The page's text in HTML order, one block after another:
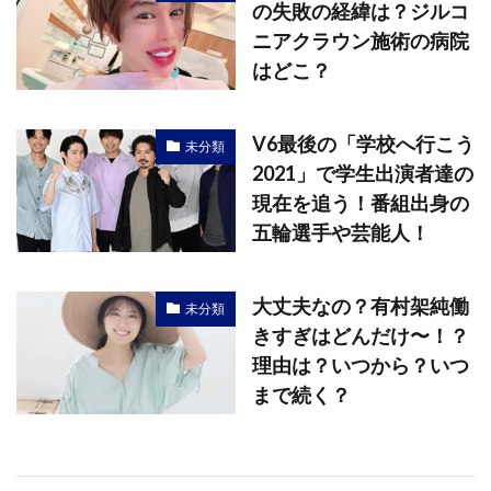
の失敗の経緯は？ジルコ
ニアクラウン施術の病院
はどこ？
未分類
V6最後の「学校へ行こう
2021」で学生出演者達の
現在を追う！番組出身の
五輪選手や芸能人！
未分類
大丈夫なの？有村架純働
きすぎはどんだけ〜！？
理由は？いつから？いつ
まで続く？